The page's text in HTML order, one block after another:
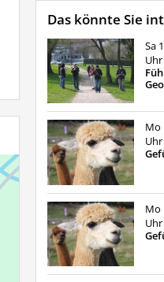
Das könnte Sie
Sa
Uhr
Mo
Uhr
Mo
Uhr